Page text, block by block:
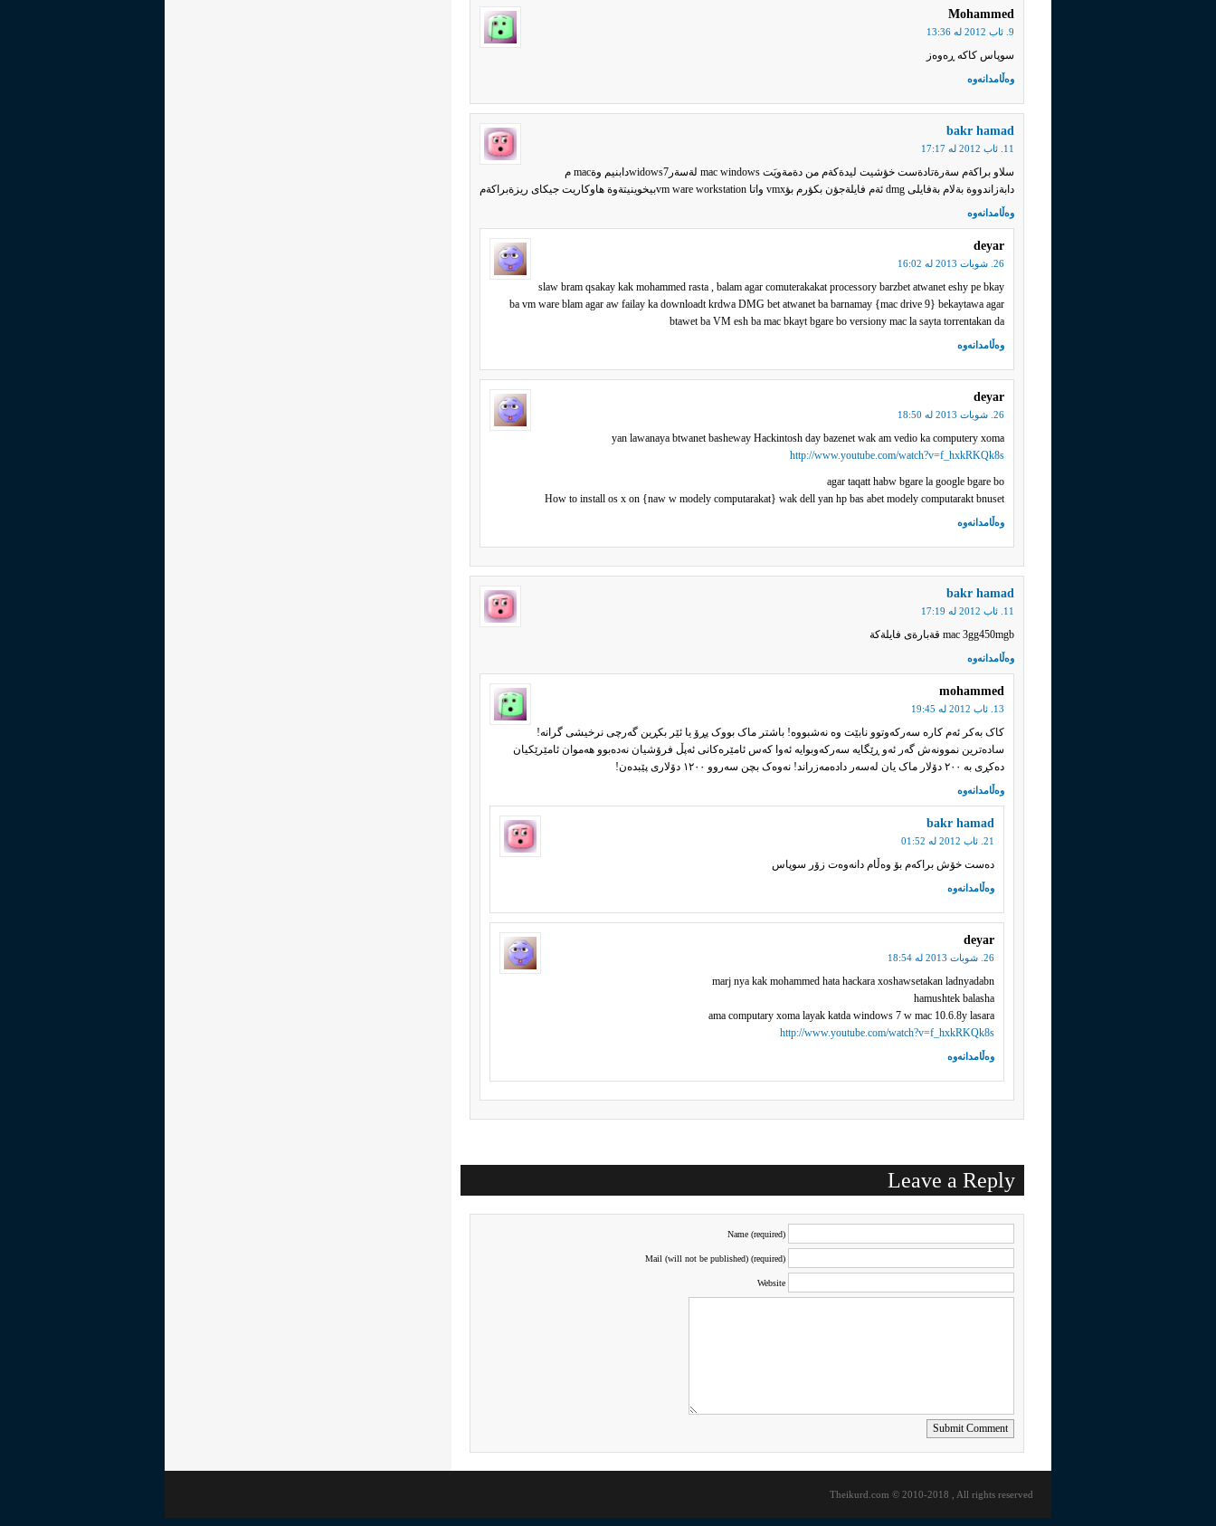
Mohammed
9. ئاب 2012 له‌ 13:36
سوپاس کاکە ڕەوەز
وەڵامدانەوە
bakr hamad
11. ئاب 2012 له‌ 17:17
سلاو براكةم سةرةتادةست خؤشيت ليدةكةم من دةمةويَت mac windows لةسةرwidows7دابنيم وةmac م
دابةزاندووة بةلام بةفايلى dmg ئةم فايلةجؤن بكؤرم بؤvmx واتا vm ware workstationبيخوينيتةوة هاوكاريت جيكاى ريزةبراكةم
وەڵامدانەوە
deyar
26. شوبات 2013 له‌ 16:02
slaw bram qsakay kak mohammed rasta , balam agar comuterakakat processory barzbet atwanet eshy pe bkay
ba vm ware blam agar aw failay ka downloadt krdwa DMG bet atwanet ba barnamay {mac drive 9} bekaytawa agar
btawet ba VM esh ba mac bkayt bgare bo versiony mac la sayta torrentakan da
وەڵامدانەوە
deyar
26. شوبات 2013 له‌ 18:50
yan lawanaya btwanet basheway Hackintosh day bazenet wak am vedio ka computery xoma
http://www.youtube.com/watch?v=f_hxkRKQk8s
agar taqatt habw bgare la google bgare bo
How to install os x on {naw w modely computarakat} wak dell yan hp bas abet modely computarakt bnuset
وەڵامدانەوە
bakr hamad
11. ئاب 2012 له‌ 17:19
mac 3gg450mgb قةبارةى فايلةكة
وەڵامدانەوە
mohammed
13. ئاب 2012 له‌ 19:45
کاک بەکر ئەم کارە سەرکەوتوو نابێت وە نەشبووە! باشتر ماک بووک پڕۆ یا ئێر بکڕین گەرچی نرخیشی گرانە!
سادەترین نموونەش گەر ئەو ڕێگایە سەرکەوبوایە ئەوا کەس ئامێرەکانی ئەپڵ فرۆشیان نەدەبوو هەموان ئامێرێکیان
دەکڕی بە ٢٠٠ دۆلار ماک یان لەسەر دادەمەزراند! نەوەک بچن سەروو ١٢٠٠ دۆلاری پێبدەن!
وەڵامدانەوە
bakr hamad
21. ئاب 2012 له‌ 01:52
ده‌ست خۆش براکه‌م بۆ وه‌ڵام دانه‌وه‌ت زۆر سوپاس
وەڵامدانەوە
deyar
26. شوبات 2013 له‌ 18:54
marj nya kak mohammed hata hackara xoshawsetakan ladnyadabn
hamushtek balasha
ama computary xoma layak katda windows 7 w mac 10.6.8y lasara
http://www.youtube.com/watch?v=f_hxkRKQk8s
وەڵامدانەوە
Leave a Reply
Name (required)
Mail (will not be published) (required)
Website
Submit Comment
Theikurd.com © 2010-2018 , All rights reserved